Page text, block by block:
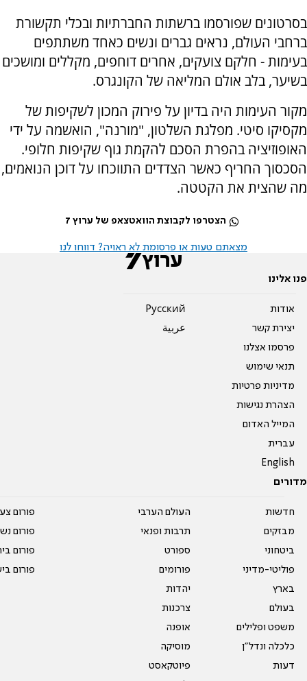
בסרטונים שפורסמו ברשתות החברתיות ובכלי תקשורת
ברחבי העולם, נראים גברים ונשים כאחד משתתפים
בעימות - חלקם צועקים, אחרים דוחפים, מקללים ומושכים
בשיער, בלב אולם המליאה של הקונגרס.
מקור העימות היה בדיון על פירוק המכון לשקיפות של
מקסיקו סיטי. מפלגת השלטון, "מורנה", הואשמה על ידי
האופוזיציה בהפרת הסכם להקמת גוף שקיפות חלופי.
הסכסוך החריף כאשר הצדדים התווכחו על דוכן הנואמים,
מה שהצית את הקטטה.
הצטרפו לקבוצת הוואטצאפ של ערוץ 7
מצאתם טעות או פרסומת לא ראויה? דווחו לנו
פנו אלינו
אודות
יצירת קשר
פרסמו אצלנו
תנאי שימוש
מדיניות פרטיות
הצהרת נגישות
המייל האדום
עברית
English
Pусский
عربية
מדורים
חדשות
מבזקים
ביטחוני
פוליטי-מדיני
בארץ
בעולם
משפט ופלילים
כלכלה ונדל"ן
דעות
העולם הערבי
תרבות ופנאי
ספורט
פורומים
יהדות
צרכנות
אופנה
מוסיקה
פיוטקאסט
פורום
פורום
פורום
פורום